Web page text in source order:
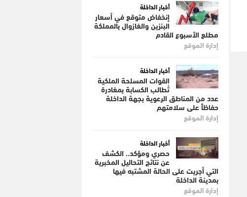
أخبار الداخلة
إنخفاض متوقع في أسعار
البنزين والغازوال بالمملكة
مطلع الأسبوع القادم
إدارة الموقع
أخبار الداخلة
القوات المسلحة الملكية
تُطالب الكسابة بمغادرة
عدد من المناطق الرعوية بجهة الداخلة
حفاظاً على سلامتهم
إدارة الموقع
أخبار الداخلة
حصري ومؤكد.. الكشف
عن نتائج التحاليل المخبرية
التي أجريت على الحالة المشتبه فيها
بمدينة الداخلة
إدارة الموقع